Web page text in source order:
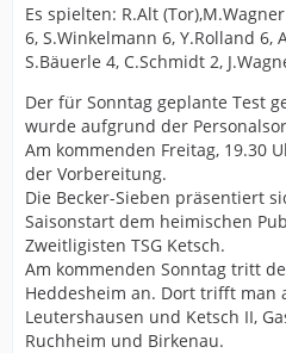
Es spielten: R.Alt
6, S.Winkelmann 6, Y.Rolland 6,
S.Bäuerle 4, C.Schmidt 2,
Der für Sonntag geplante Test
wurde aufgrund der
Am kommenden Freitag, 19.30
der Vorbereitung.
Die Becker-Sieben präsentiert
Saisonstart dem heimischen
Zweitligisten TSG Ketsch.
Am kommenden Sonntag tritt
Heddesheim an. Dort trifft man
Leutershausen und Ketsch II,
Ruchheim und Birkenau.